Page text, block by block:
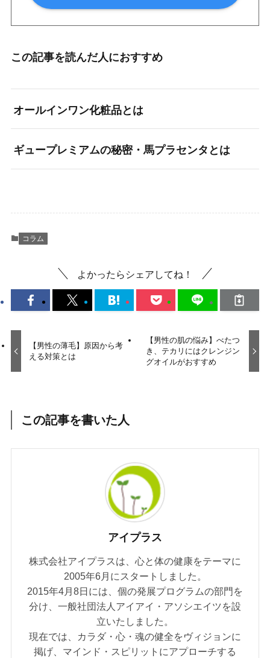
この記事を読んだ人におすすめ
オールインワン化粧品とは
ギュープレミアムの秘密・馬プラセンタとは
コラム
よかったらシェアしてね！
【男性の薄毛】原因から考
える対策とは
【男性の肌の悩み】べたつ
き、テカリにはクレンジン
グオイルがおすすめ
この記事を書いた人
アイプラス
株式会社アイプラスは、心と体の健康をテーマに
2005年6月にスタートしました。
2015年4月8日には、個の発展プログラムの部門を
分け、一般社団法人アイアイ・アソシエイツを設
立いたしました。
現在では、カラダ・心・魂の健全をヴィジョンに
掲げ、マインド・スピリットにアプローチする